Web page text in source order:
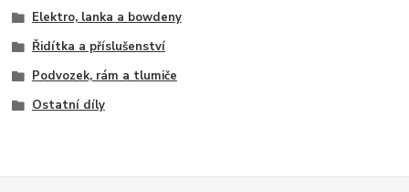
Elektro, lanka a bowdeny
Řidítka a příslušenství
Podvozek, rám a tlumiče
Ostatní díly